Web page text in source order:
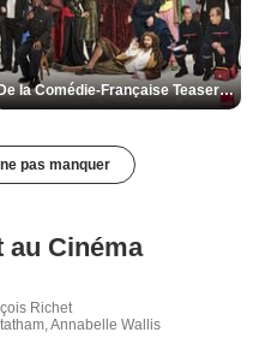
De la Comédie-Française Teaser VF
pas manquer
au Cinéma
Richet
Annabelle Wallis